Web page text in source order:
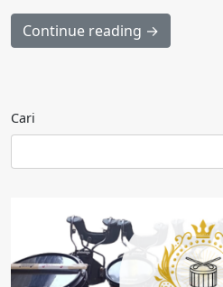
Continue reading →
Cari